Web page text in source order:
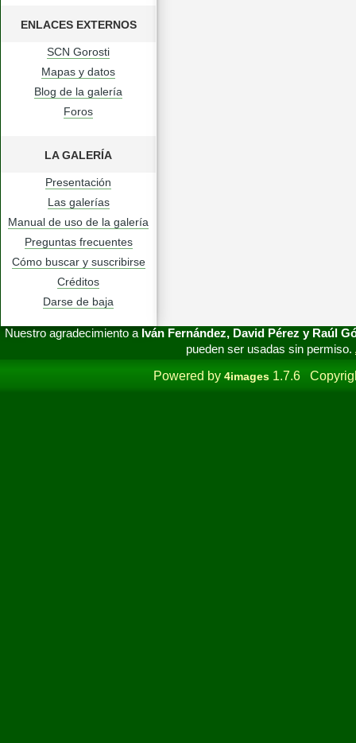
ENLACES EXTERNOS
SCN Gorosti
Mapas y datos
Blog de la galería
Foros
LA GALERÍA
Presentación
Las galerías
Manual de uso de la galería
Preguntas frecuentes
Cómo buscar y suscribirse
Créditos
Darse de baja
Nuestro agradecimiento a Iván Fernández, David Pérez y Raúl
pueden ser usadas sin permiso.
Powered by 4images 1.7.6